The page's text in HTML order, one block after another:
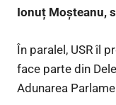
Ionuț Moșteanu,
În paralel, USR îl
face parte din
Adunarea